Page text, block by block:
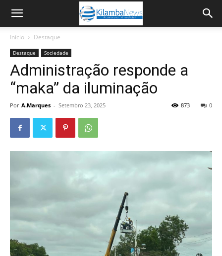
Início Destaque
Destaque Sociedade
Administração responde a
“maka” da iluminação
Por A.Marques - Setembro 23, 2025 0
873